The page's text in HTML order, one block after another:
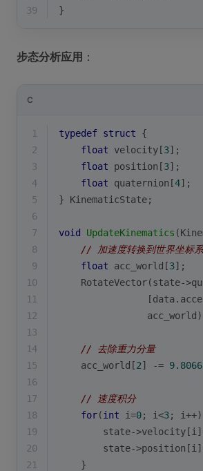
39
}
步态分析应用 ：
C
1 typedef struct {
2
float velocity[3];
3
float position[3];
4
float quaternion[4];
5
} KinematicState;
6
7
void UpdateKinematics
8
// 加速度转换到世界坐标系
9
float acc_world[3];
10
RotateVector(state-
11
12
13
14
// 去除重力分量
15
    acc_world[
2] -=
16
17
// 速度积分
18
for(int i=0; i<3;
19
state-
20
state-
21
    }